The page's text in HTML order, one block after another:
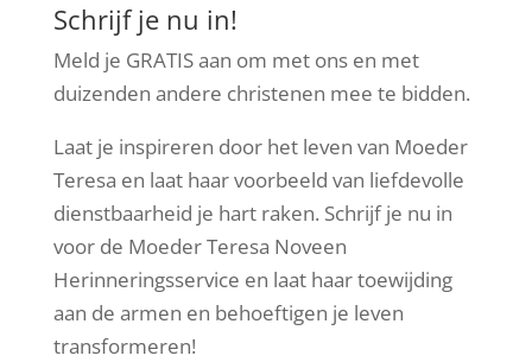
Schrijf je nu in!
Meld je GRATIS aan om met ons en met
duizenden andere christenen mee te bidden.
Laat je inspireren door het leven van Moeder
Teresa en laat haar voorbeeld van liefdevolle
dienstbaarheid je hart raken. Schrijf je nu in
voor de Moeder Teresa Noveen
Herinneringsservice en laat haar toewijding
aan de armen en behoeftigen je leven
transformeren!